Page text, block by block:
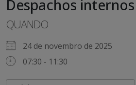
Despachos internos
QUANDO
24 de novembro de 2025
07:30 - 11:30